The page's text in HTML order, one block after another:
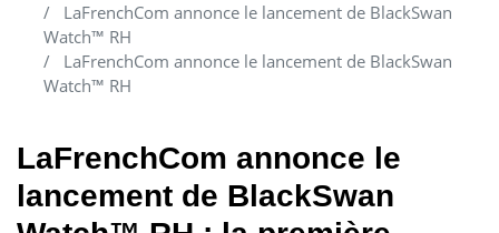
LaFrenchCom annonce le lancement de BlackSwan
Watch™ RH
LaFrenchCom annonce le lancement de BlackSwan
Watch™ RH
LaFrenchCom annonce le
lancement de BlackSwan